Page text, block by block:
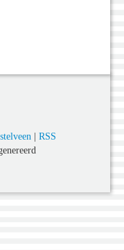
| RSS